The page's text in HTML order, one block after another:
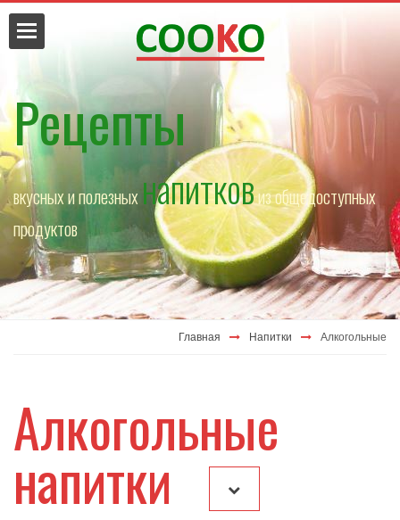
Рецепты
вкусных и полезныхнапитковиз общедоступных
продуктов
Главная Напитки Алкогольные
Алкогольные
напитки